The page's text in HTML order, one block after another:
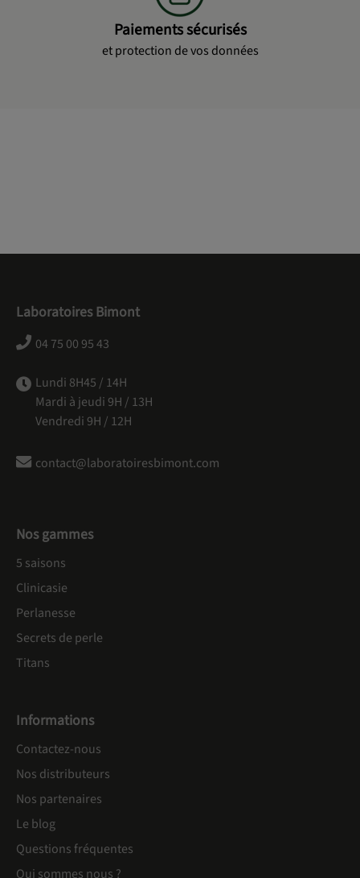
Paiements sécurisés
et protection de vos données
Laboratoires Bimont
04 75 00 95 43
Lundi 8H45 / 14H
Mardi à jeudi 9H / 13H
Vendredi 9H / 12H
contact@laboratoiresbimont.com
Nos gammes
5 saisons
Clinicasie
Perlanesse
Secrets de perle
Titans
Informations
Contactez-nous
Nos distributeurs
Nos partenaires
Le blog
Questions fréquentes
Qui sommes nous ?